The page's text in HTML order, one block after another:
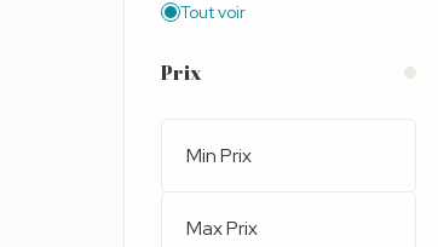
Tout voir
Prix